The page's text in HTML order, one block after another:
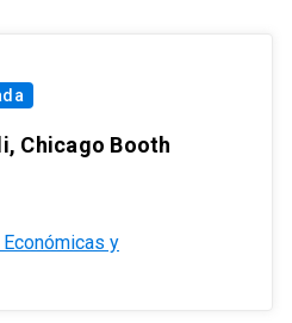
Chicago Booth
y